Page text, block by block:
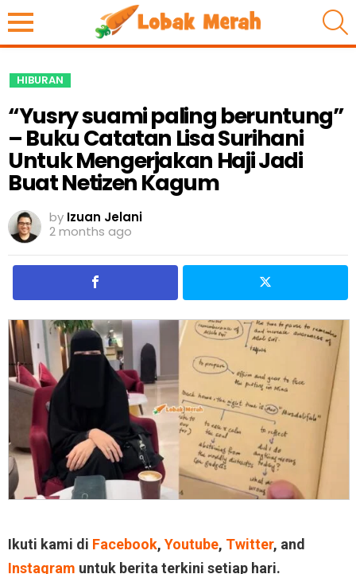
HIBURAN
“Yusry suami paling beruntung”
– Buku Catatan Lisa Surihani
Untuk Mengerjakan Haji Jadi
Buat Netizen Kagum
by Izuan Jelani
2 months ago
Ikuti kami di Facebook, Youtube, Twitter, and
Instagram untuk berita terkini setiap hari.